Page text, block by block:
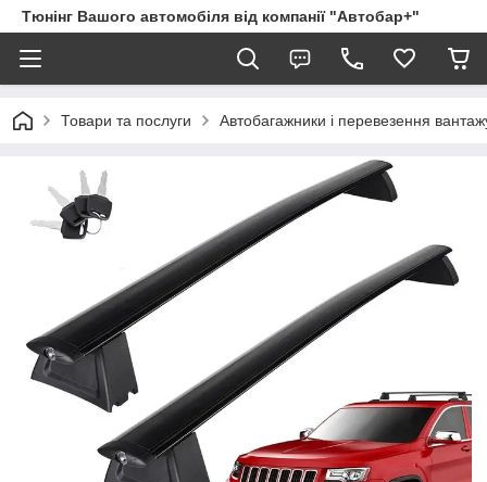
Тюнінг Вашого автомобіля від компанії "Автобар+"
Товари та послуги Автобагажники і перевезення